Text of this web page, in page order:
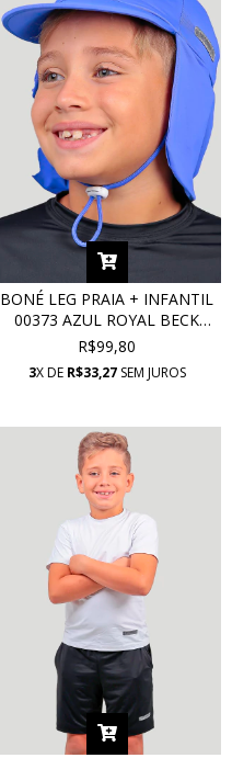
BONÉ LEG PRAIA + INFANTIL
00373 AZUL ROYAL BECK
COM PROTEÇÃO UV
R$99,80
3X DE R$33,27SEM JUROS